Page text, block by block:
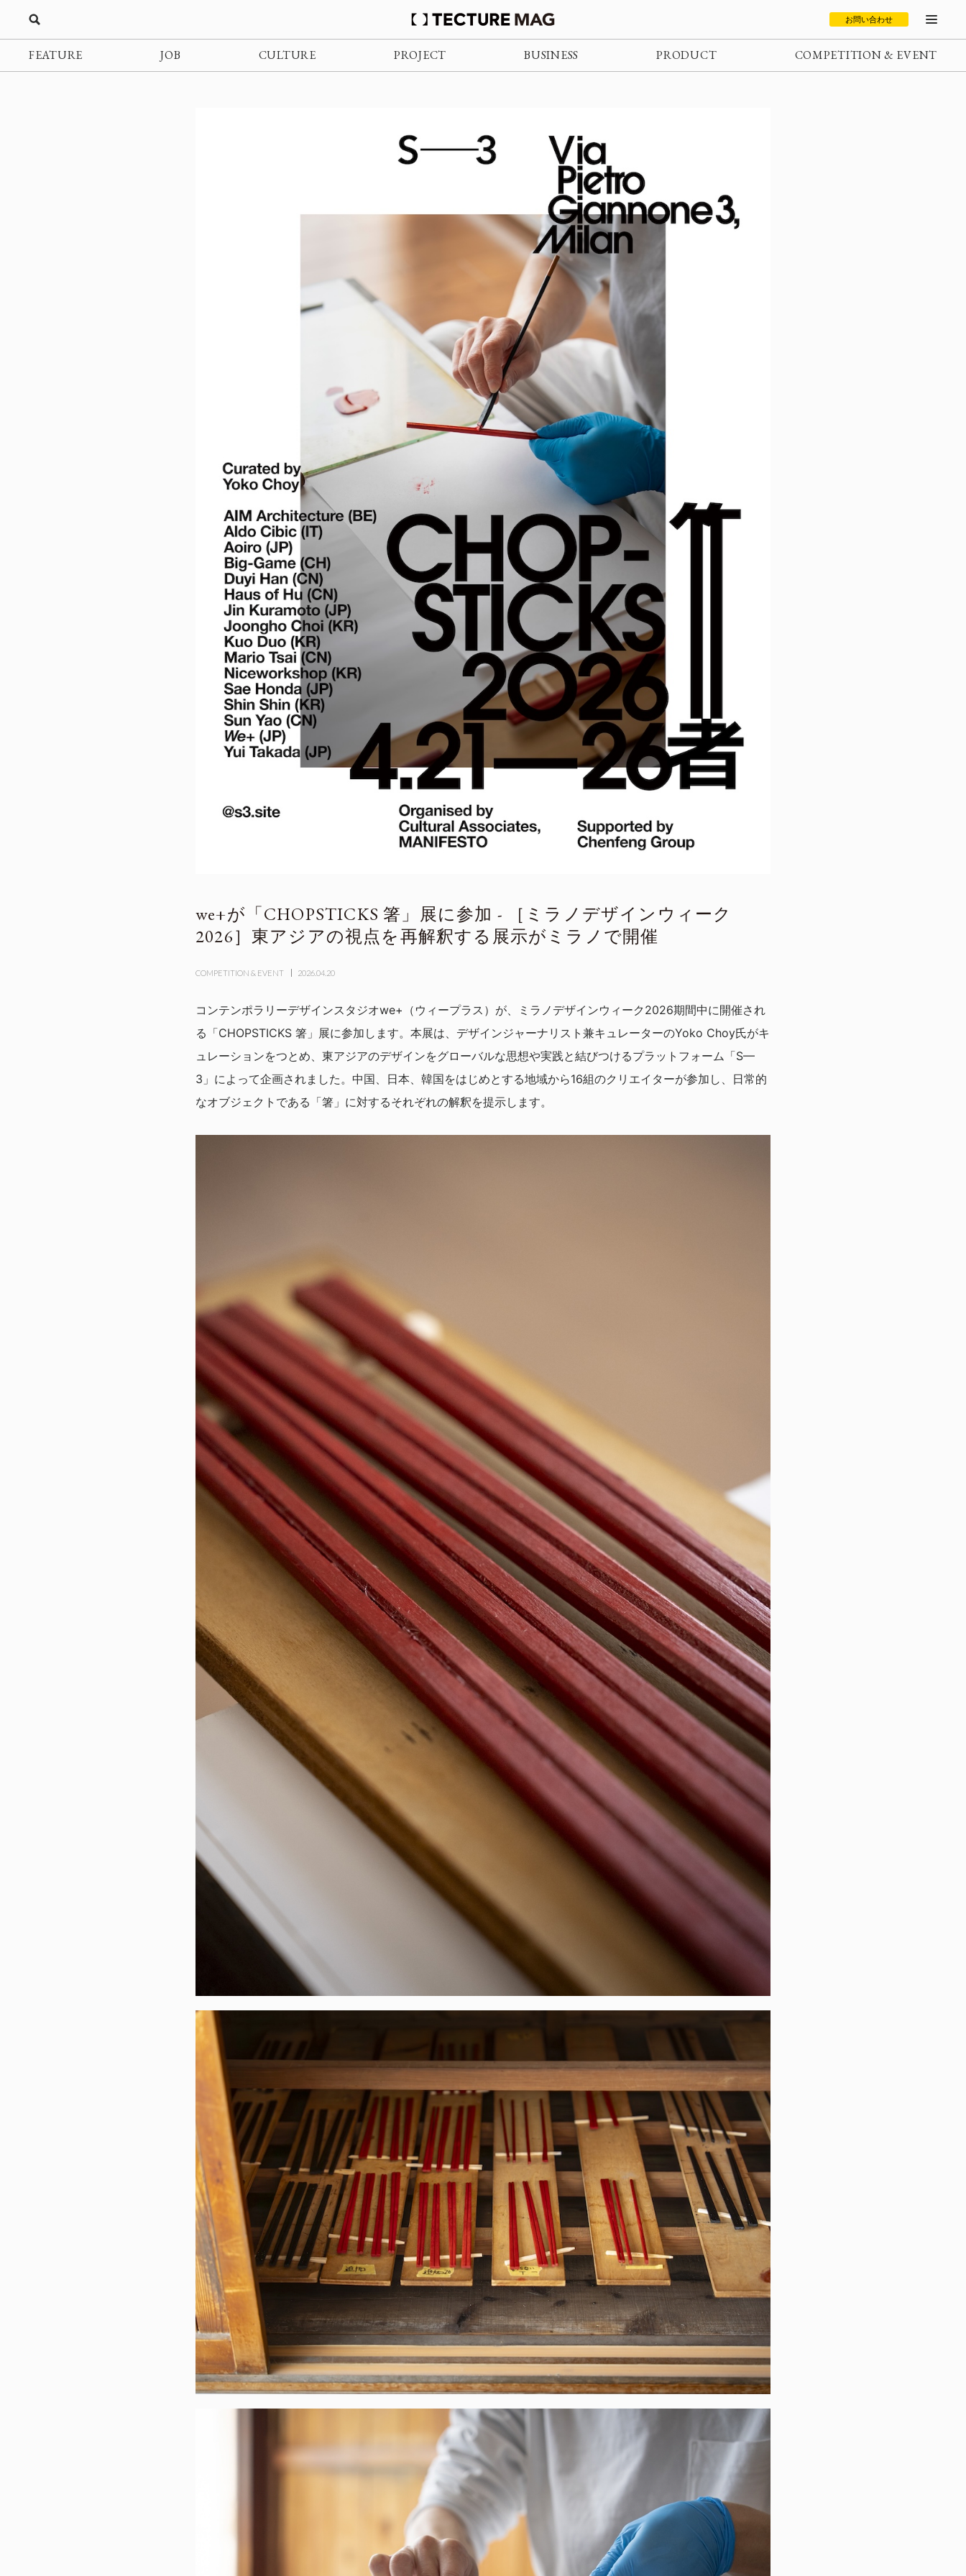
お問い合わせ
FEATURE JOB CULTURE PROJECT BUSINESS PRODUCT COMPETITION & EVENT
we+が「CHOPSTICKS 箸」展に参加 - ［ミラノデザインウィーク
2026］東アジアの視点を再解釈する展示がミラノで開催
COMPETITION & EVENT 2026.04.20
コンテンポラリーデザインスタジオwe+（ウィープラス）が、ミラノデザインウィーク2026期間中に開催され
る「CHOPSTICKS 箸」展に参加します。本展は、デザインジャーナリスト兼キュレーターのYoko Choy氏がキ
ュレーションをつとめ、東アジアのデザインをグローバルな思想や実践と結びつけるプラットフォーム「S—
3」によって企画されました。中国、日本、韓国をはじめとする地域から16組のクリエイターが参加し、日常的
なオブジェクトである「箸」に対するそれぞれの解釈を提示します。